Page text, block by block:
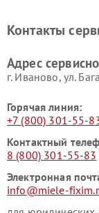
Miele
Miele
Контакты
Адрес
г. Иваново, ул.
Горячая линия:
+7 (800) 301-55-
Контактный
8 (800) 301-55-83
Электронная
info@miele-